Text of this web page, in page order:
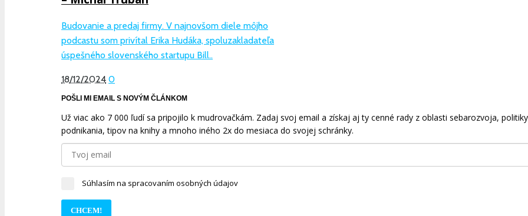
Budovanie a predaj firmy. V najnovšom diele môjho
podcastu som privítal Erika Hudáka, spoluzakladateľa
úspešného slovenského startupu Bill..
18/12/2024 0
POŠLI MI EMAIL S NOVÝM ČLÁNKOM
Už viac ako 7 000 ľudí sa pripojilo k mudrovačkám. Zadaj svoj email a získaj aj ty cenné rady z oblasti sebarozvoja,
podnikania, tipov na knihy a mnoho iného 2x do mesiaca do svojej schránky.
Súhlasím na spracovaním osobných údajov
CHCEM!